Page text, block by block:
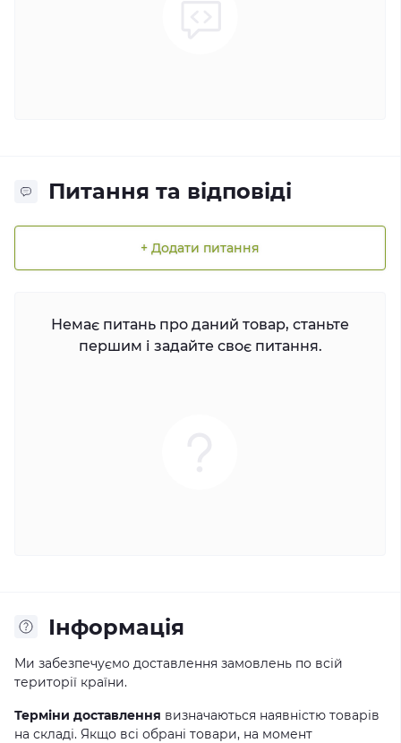
Питання та відповіді
+ Додати питання
Немає питань про даний товар, станьте
першим і задайте своє питання.
Інформація
Ми забезпечуємо доставлення замовлень по всій
території країни.
Терміни доставлення визначаються наявністю товарів
на складі. Якщо всі обрані товари, на момент